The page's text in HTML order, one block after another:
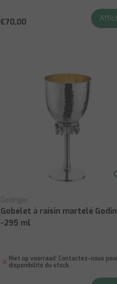
€70,00
Godinger
Gobelet à raisin martelé
-295 ml
Niet op voorraad: Contactez-nous
disponibilité du stock